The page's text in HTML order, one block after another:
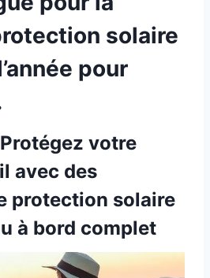
solaire
pour
votre
avec des
protection solaire
à bord complet